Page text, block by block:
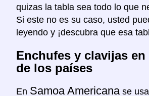
quizas la tabla sea todo lo que
Si este no es su caso, usted
leyendo y ¡descubra que esa
Enchufes y clavijas en
de los países
En Samoa Americana se